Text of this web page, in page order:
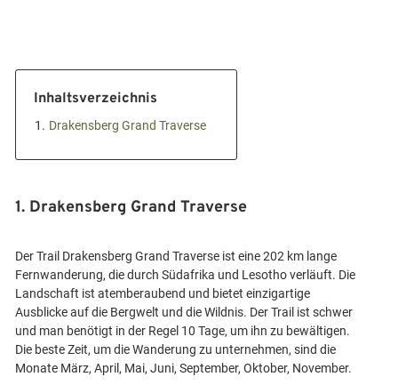
Inhaltsverzeichnis
1. Drakensberg Grand Traverse
1. Drakensberg Grand Traverse
Der Trail Drakensberg Grand Traverse ist eine 202 km lange
Fernwanderung, die durch Südafrika und Lesotho verläuft. Die
Landschaft ist atemberaubend und bietet einzigartige
Ausblicke auf die Bergwelt und die Wildnis. Der Trail ist schwer
und man benötigt in der Regel 10 Tage, um ihn zu bewältigen.
Die beste Zeit, um die Wanderung zu unternehmen, sind die
Monate März, April, Mai, Juni, September, Oktober, November.